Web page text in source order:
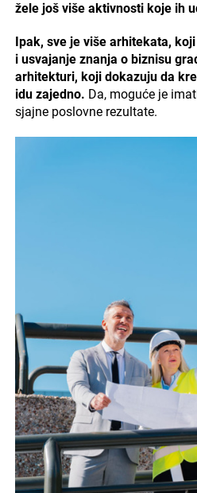
žele još više aktivnosti koje ih
Ipak, sve je više arhitekata,
i usvajanje znanja o biznisu
arhitekturi, koji dokazuju da
idu zajedno. Da, moguće je
sjajne poslovne rezultate.